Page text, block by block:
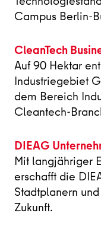
Campus Berlin-
CleanTech
Auf 90 Hektar
Industriegebiet
dem Bereich
Cleantech-
DIEAG
Mit langjähriger
erschafft die
Stadtplanern
Zukunft.